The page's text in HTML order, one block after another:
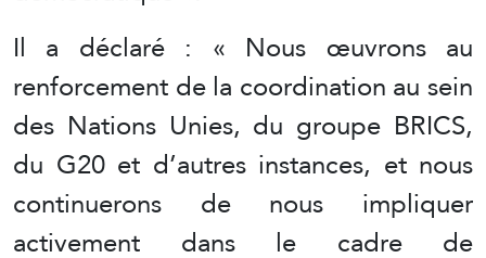
Il a déclaré : « Nous œuvrons au
renforcement de la coordination au sein
des Nations Unies, du groupe BRICS,
du G20 et d’autres instances, et nous
continuerons de nous impliquer
activement dans le cadre de